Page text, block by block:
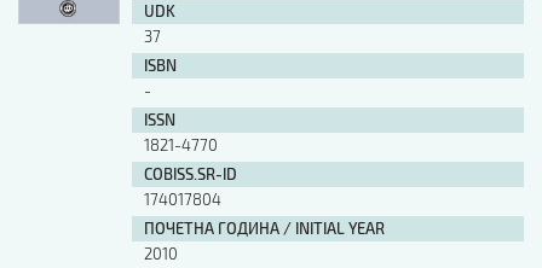
UDK
37
ISBN
-
ISSN
1821-4770
COBISS.SR-ID
174017804
ПОЧЕТНА ГОДИНА / INITIAL YEAR
2010